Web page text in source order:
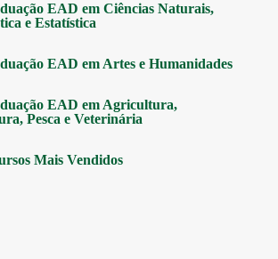
EAD em Ciências Naturais,
e Estatística
EAD em Artes e Humanidades
EAD em Agricultura,
Pesca e Veterinária
Mais Vendidos